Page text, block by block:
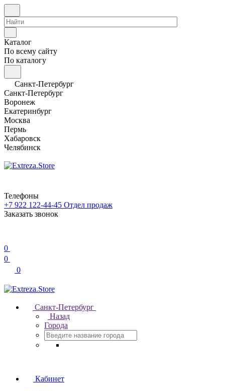
Каталог
По всему сайту
По каталогу
Санкт-Петербург
Санкт-Петербург
Воронеж
Екатеринбург
Москва
Пермь
Хабаровск
Челябинск
Телефоны
+7 922 122-44-45 Отдел продаж
Заказать звонок
0
0
0
Санкт-Петербург
Назад
Города
Кабинет